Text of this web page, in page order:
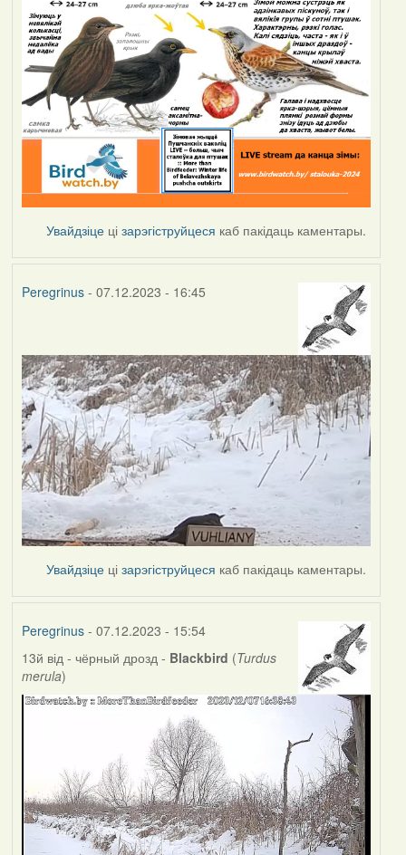
Увайдзіце цізарэгіструйцеся каб пакідаць каментары.
Peregrinus- 07.12.2023 - 16:45
Увайдзіце цізарэгіструйцеся каб пакідаць каментары.
Peregrinus- 07.12.2023 - 15:54
13й від - чёрный дрозд - Blackbird (Turdus
merula)